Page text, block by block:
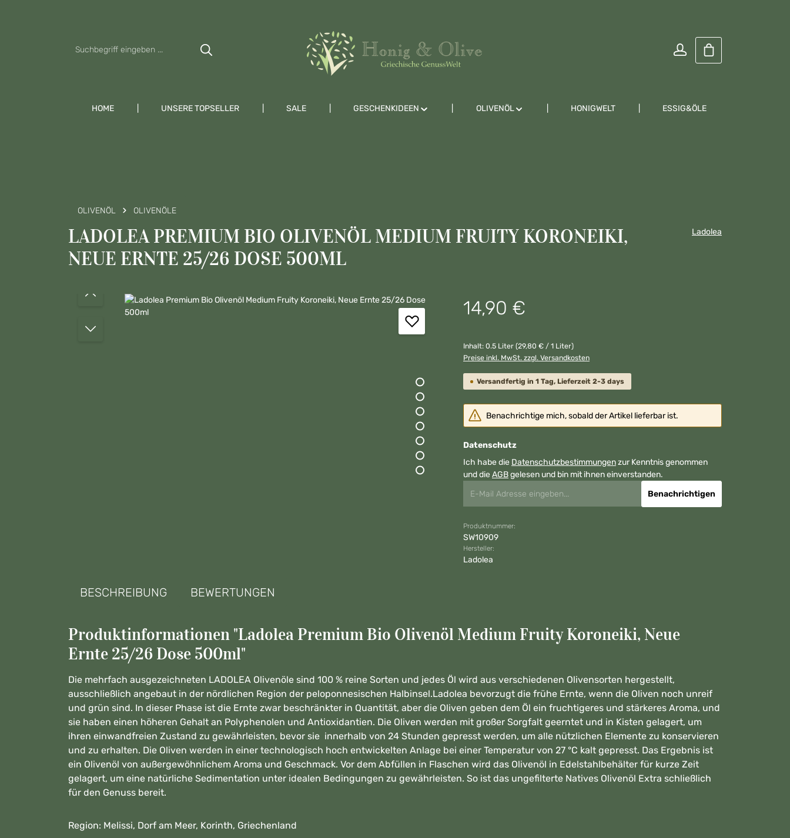
Warenkorb
HOME UNSERE TOPSELLER SALE GESCHENKIDEEN OLIVENÖL HONIGWELT ESSIG&ÖLE
OLIVENÖL OLIVENÖLE
LADOLEA PREMIUM BIO OLIVENÖL MEDIUM FRUITY KORONEIKI,
NEUE ERNTE 25/26 DOSE 500ML
Ladolea
Bildergalerie überspringen Regulärer Preis:
14,90 €
Inhalt: 0.5 Liter (29,80 € / 1 Liter)
Preise inkl. MwSt. zzgl. Versandkosten
Versandfertig in 1 Tag, Lieferzeit 2-3 days
Benachrichtige mich, sobald der Artikel lieferbar ist.
Datenschutz
Ich habe die Datenschutzbestimmungenzur Kenntnis genommen
und dieAGBgelesen und bin mit ihnen einverstanden.
Benachrichtigen
Produktnummer:
SW10909
Hersteller:
Ladolea
BESCHREIBUNG BEWERTUNGEN
Produktinformationen "Ladolea Premium Bio Olivenöl Medium Fruity Koroneiki, Neue
Ernte 25/26 Dose 500ml"
Die mehrfach ausgezeichneten LADOLEA Olivenöle sind 100 % reine Sorten und jedes Öl wird aus verschiedenen Olivensorten hergestellt,
ausschließlich angebaut in der nördlichen Region der peloponnesischen Halbinsel.Ladolea bevorzugt die frühe Ernte, wenn die Oliven noch unreif
und grün sind. In dieser Phase ist die Ernte zwar beschränkter in Quantität, aber die Oliven geben dem Öl ein fruchtigeres und stärkeres Aroma, und
sie haben einen höheren Gehalt an Polyphenolen und Antioxidantien. Die Oliven werden mit großer Sorgfalt geerntet und in Kisten gelagert, um
ihren einwandfreien Zustand zu gewährleisten, bevor sie innerhalb von 24 Stunden gepresst werden, um alle nützlichen Elemente zu konservieren
und zu erhalten. Die Oliven werden in einer technologisch hoch entwickelten Anlage bei einer Temperatur von 27 °C kalt gepresst. Das Ergebnis ist
ein Olivenöl von außergewöhnlichem Aroma und Geschmack. Vor dem Abfüllen in Flaschen wird das Olivenöl in Edelstahlbehälter für kurze Zeit
gelagert, um eine natürliche Sedimentation unter idealen Bedingungen zu gewährleisten. So ist das ungefilterte Natives Olivenöl Extra schließlich
für den Genuss bereit.
Region: Melissi, Dorf am Meer, Korinth, Griechenland